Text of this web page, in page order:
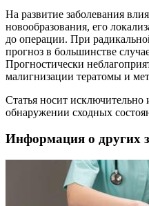
На развитие заболевания
новообразования, его
до операции. При
прогноз в большинстве
Прогностически
малигнизации тератомы и
Статья носит
обнаружении сходных
Информация о других